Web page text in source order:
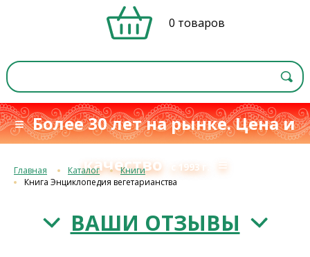
0 товаров
≡ Более 30 лет на рынке. Цена и
качество
с 1993 г. ≡
Главная Каталог
Книги
Книга Энциклопедия вегетарианства
ВАШИ ОТЗЫВЫ